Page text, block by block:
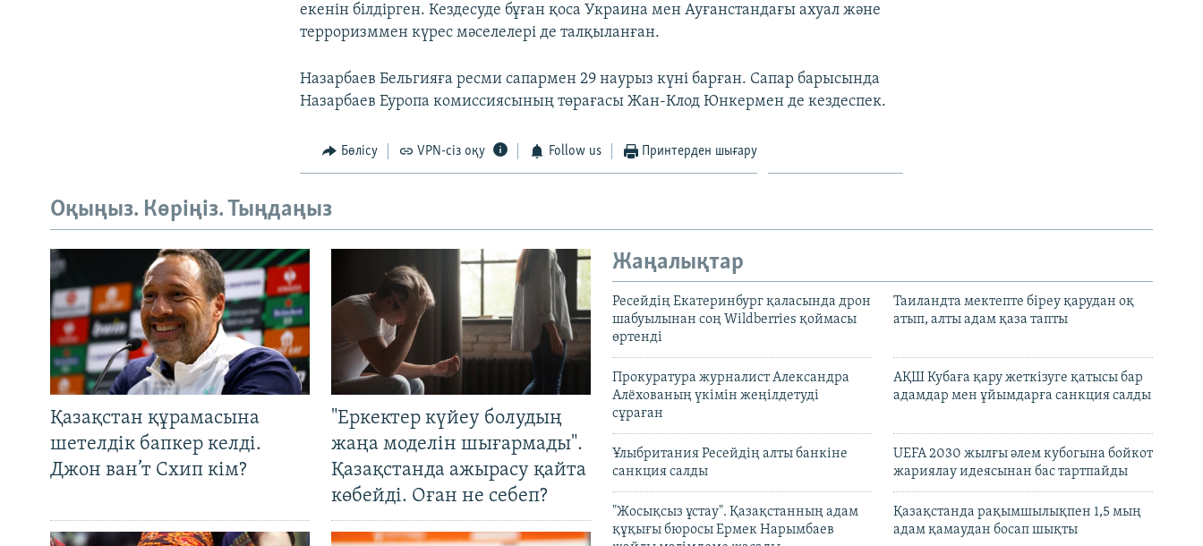
екенін білдірген. Кездесуде бұған қоса Украина мен Ауғанстандағы ахуал және
терроризммен күрес мәселелері де талқыланған.
Назарбаев Бельгияға ресми сапармен 29 наурыз күні барған. Сапар барысында
Назарбаев Еуропа комиссиясының төрағасы Жан-Клод Юнкермен де кездеспек.
Бөлісу VPN-сіз оқу Follow us Принтерден шығару
Оқыңыз. Көріңіз. Тыңдаңыз
Қазақстан құрамасына
шетелдік бапкер келді.
Джон ван’т Схип кім?
"Еркектер күйеу болудың
жаңа моделін шығармады".
Қазақстанда ажырасу қайта
көбейді. Оған не себеп?
Жаңалықтар
Ресейдің Екатеринбург қаласында дрон
шабуылынан соң Wildberries қоймасы
өртенді
Таиландта мектепте біреу қарудан оқ
атып, алты адам қаза тапты
Прокуратура журналист Александра
Алёхованың үкімін жеңілдетуді
сұраған
АҚШ Кубаға қару жеткізуге қатысы бар
адамдар мен ұйымдарға санкция салды
Ұлыбритания Ресейдің алты банкіне
санкция салды
UEFA 2030 жылғы әлем кубогына бойкот
жариялау идеясынан бас тартпайды
"Жосықсыз ұстау". Қазақстанның адам
құқығы бюросы Ермек Нарымбаев
Қазақстанда рақымшылықпен 1,5 мың
адам қамаудан босап шықты